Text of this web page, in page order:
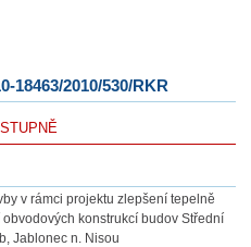
18463/2010/530/RKR
v rámci projektu zlepšení tepelně
konstrukcí budov Střední
Jablonec n. Nisou